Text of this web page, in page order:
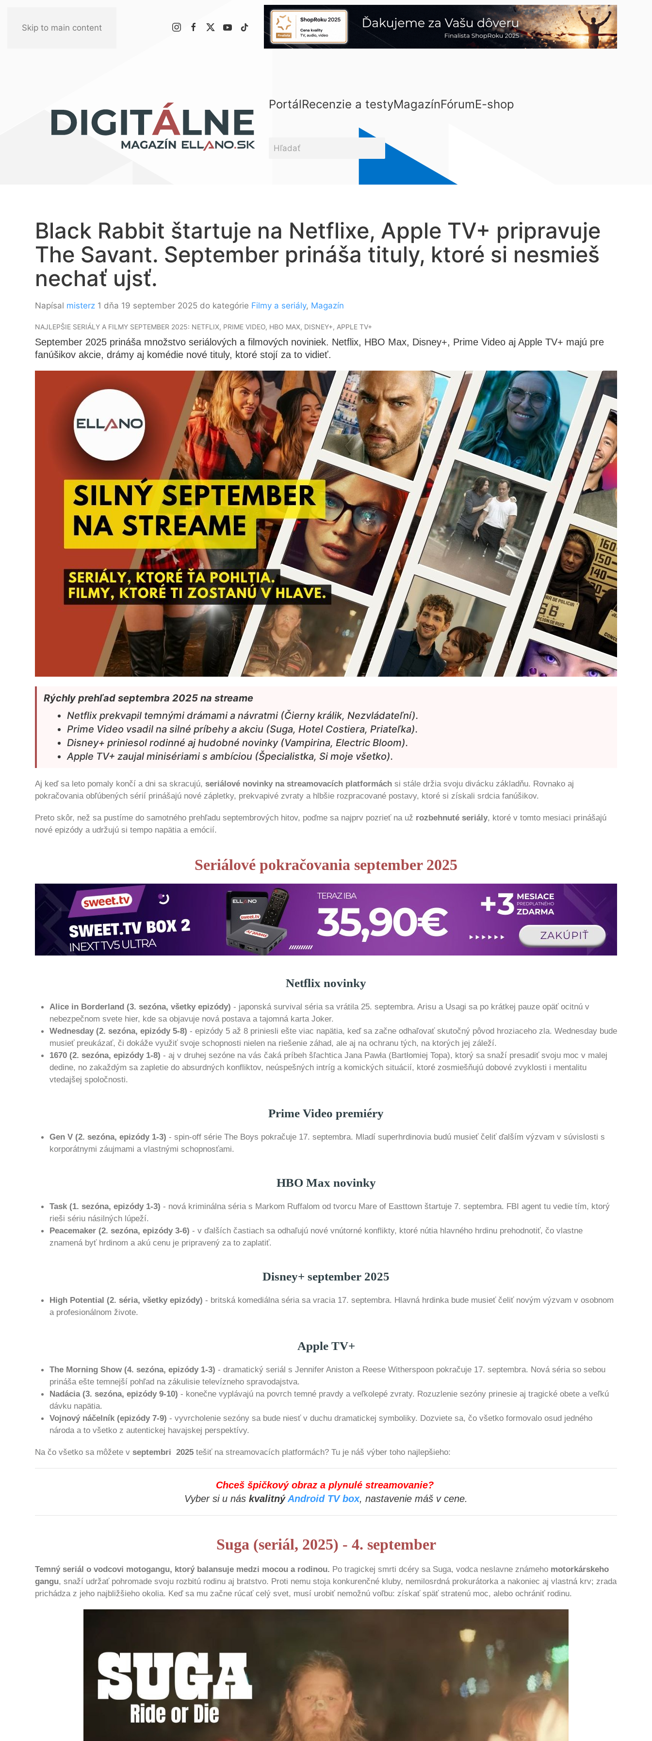
Skip to main content
PortálRecenzie a testyMagazínFórumE-shop
Black Rabbit štartuje na Netflixe, Apple TV+ pripravuje
The Savant. September prináša tituly, ktoré si nesmieš
nechať ujsť.
Napísal misterz 1 dňa 19 september 2025 do kategórie Filmy a seriály, Magazín
NAJLEPŠIE SERIÁLY A FILMY SEPTEMBER 2025: NETFLIX, PRIME VIDEO, HBO MAX, DISNEY+, APPLE TV+
September 2025 prináša množstvo seriálových a filmových noviniek. Netflix, HBO Max, Disney+, Prime Video aj Apple TV+ majú pre
fanúšikov akcie, drámy aj komédie nové tituly, ktoré stojí za to vidieť.
Rýchly prehľad septembra 2025 na streame
Netflix prekvapil temnými drámami a návratmi (Čierny králik, Nezvládateľní).
Prime Video vsadil na silné príbehy a akciu (Suga, Hotel Costiera, Priateľka).
Disney+ priniesol rodinné aj hudobné novinky (Vampirina, Electric Bloom).
Apple TV+ zaujal minisériami s ambíciou (Špecialistka, Si moje všetko).
Aj keď sa leto pomaly končí a dni sa skracujú, seriálové novinky na streamovacích platformách si stále držia svoju divácku základňu. Rovnako aj
pokračovania obľúbených sérií prinášajú nové zápletky, prekvapivé zvraty a hlbšie rozpracované postavy, ktoré si získali srdcia fanúšikov.
Preto skôr, než sa pustíme do samotného prehľadu septembrových hitov, poďme sa najprv pozrieť na už rozbehnuté seriály, ktoré v tomto mesiaci prinášajú
nové epizódy a udržujú si tempo napätia a emócií.
Seriálové pokračovania september 2025
Netflix novinky
Alice in Borderland (3. sezóna, všetky epizódy) - japonská survival séria sa vrátila 25. septembra. Arisu a Usagi sa po krátkej pauze opäť ocitnú v
nebezpečnom svete hier, kde sa objavuje nová postava a tajomná karta Joker.
Wednesday (2. sezóna, epizódy 5-8) - epizódy 5 až 8 priniesli ešte viac napätia, keď sa začne odhaľovať skutočný pôvod hroziaceho zla. Wednesday bude
musieť preukázať, či dokáže využiť svoje schopnosti nielen na riešenie záhad, ale aj na ochranu tých, na ktorých jej záleží.
1670 (2. sezóna, epizódy 1-8) - aj v druhej sezóne na vás čaká príbeh šľachtica Jana Pawła (Bartłomiej Topa), ktorý sa snaží presadiť svoju moc v malej
dedine, no zakaždým sa zapletie do absurdných konfliktov, neúspešných intríg a komických situácií, ktoré zosmiešňujú dobové zvyklosti i mentalitu
vtedajšej spoločnosti.
Prime Video premiéry
Gen V (2. sezóna, epizódy 1-3) - spin-off série The Boys pokračuje 17. septembra. Mladí superhrdinovia budú musieť čeliť ďalším výzvam v súvislosti s
korporátnymi záujmami a vlastnými schopnosťami.
HBO Max novinky
Task (1. sezóna, epizódy 1-3) - nová kriminálna séria s Markom Ruffalom od tvorcu Mare of Easttown štartuje 7. septembra. FBI agent tu vedie tím, ktorý
rieši sériu násilných lúpeží.
Peacemaker (2. sezóna, epizódy 3-6) - v ďalších častiach sa odhaľujú nové vnútorné konflikty, ktoré nútia hlavného hrdinu prehodnotiť, čo vlastne
znamená byť hrdinom a akú cenu je pripravený za to zaplatiť.
Disney+ september 2025
High Potential (2. séria, všetky epizódy) - britská komediálna séria sa vracia 17. septembra. Hlavná hrdinka bude musieť čeliť novým výzvam v osobnom
a profesionálnom živote.
Apple TV+
The Morning Show (4. sezóna, epizódy 1-3) - dramatický seriál s Jennifer Aniston a Reese Witherspoon pokračuje 17. septembra. Nová séria so sebou
prináša ešte temnejší pohľad na zákulisie televízneho spravodajstva.
Nadácia (3. sezóna, epizódy 9-10) - konečne vyplávajú na povrch temné pravdy a veľkolepé zvraty. Rozuzlenie sezóny prinesie aj tragické obete a veľkú
dávku napätia.
Vojnový náčelník (epizódy 7-9) - vyvrcholenie sezóny sa bude niesť v duchu dramatickej symboliky. Dozviete sa, čo všetko formovalo osud jedného
národa a to všetko z autentickej havajskej perspektívy.
Na čo všetko sa môžete v septembri 2025 tešiť na streamovacích platformách? Tu je náš výber toho najlepšieho:
Chceš špičkový obraz a plynulé streamovanie?
Vyber si u nás kvalitnýAndroid TV box, nastavenie máš v cene.
Suga (seriál, 2025) - 4. september
Temný seriál o vodcovi motogangu, ktorý balansuje medzi mocou a rodinou. Po tragickej smrti dcéry sa Suga, vodca neslavne známeho motorkárskeho
gangu, snaží udržať pohromade svoju rozbitú rodinu aj bratstvo. Proti nemu stoja konkurenčné kluby, nemilosrdná prokurátorka a nakoniec aj vlastná krv; zrada
prichádza z jeho najbližšieho okolia. Keď sa mu začne rúcať celý svet, musí urobiť nemožnú voľbu: získať späť stratenú moc, alebo ochrániť rodinu.